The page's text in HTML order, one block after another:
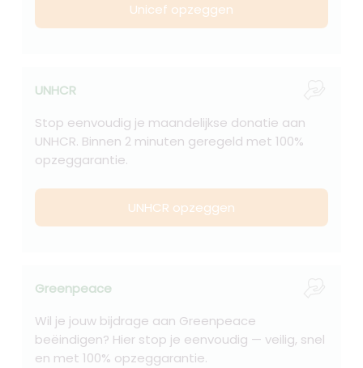
Unicef opzeggen
UNHCR
Stop eenvoudig je maandelijkse donatie aan
UNHCR. Binnen 2 minuten geregeld met 100%
opzeggarantie.
UNHCR opzeggen
Greenpeace
Wil je jouw bijdrage aan Greenpeace
beëindigen? Hier stop je eenvoudig — veilig, snel
en met 100% opzeggarantie.